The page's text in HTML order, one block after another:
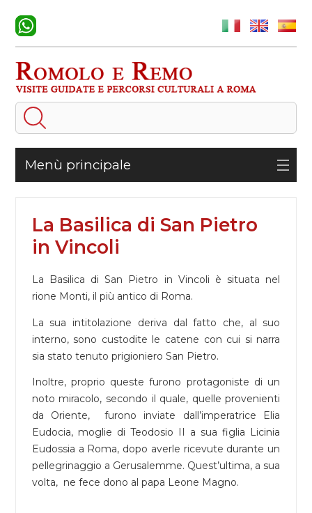
Menù principale
La Basilica di San Pietro
in Vincoli
La Basilica di San Pietro in Vincoli è situata nel
rione Monti, il più antico di Roma.
La sua intitolazione deriva dal fatto che, al suo
interno, sono custodite le catene con cui si narra
sia stato tenuto prigioniero San Pietro.
Inoltre, proprio queste furono protagoniste di un
noto miracolo, secondo il quale, quelle provenienti
da Oriente, furono inviate dall’imperatrice Elia
Eudocia, moglie di Teodosio II a sua figlia Licinia
Eudossia a Roma, dopo averle ricevute durante un
pellegrinaggio a Gerusalemme. Quest’ultima, a sua
volta, ne fece dono al papa Leone Magno.